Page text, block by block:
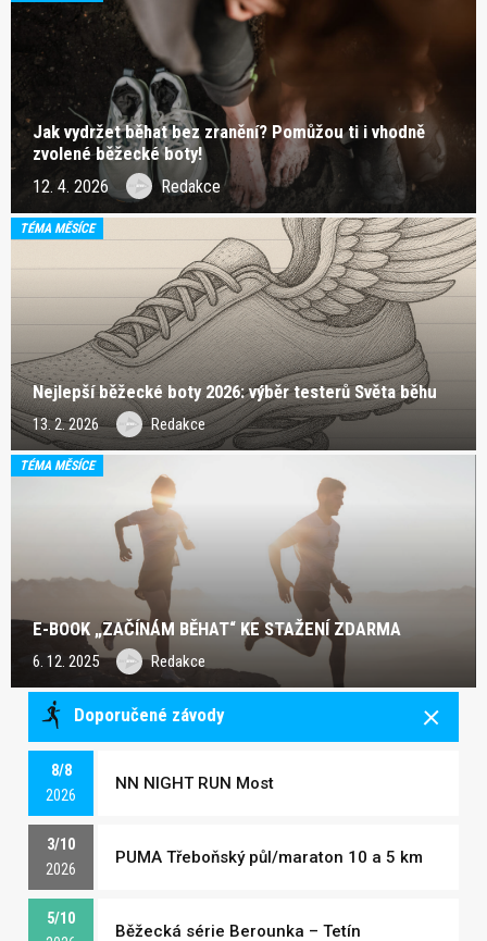
Jak vydržet běhat bez zranění? Pomůžou ti i vhodně
zvolené běžecké boty!
12. 4. 2026 Redakce
TÉMA MĚSÍCE
Nejlepší běžecké boty 2026: výběr testerů Světa běhu
13. 2. 2026 Redakce
TÉMA MĚSÍCE
E-BOOK „ZAČÍNÁM BĚHAT“ KE STAŽENÍ ZDARMA
6. 12. 2025 Redakce
Doporučené závody
8/8
2026
NN NIGHT RUN Most
3/10
2026
PUMA Třeboňský půl/maraton 10 a 5 km
5/10
Běžecká série Berounka – Tetín